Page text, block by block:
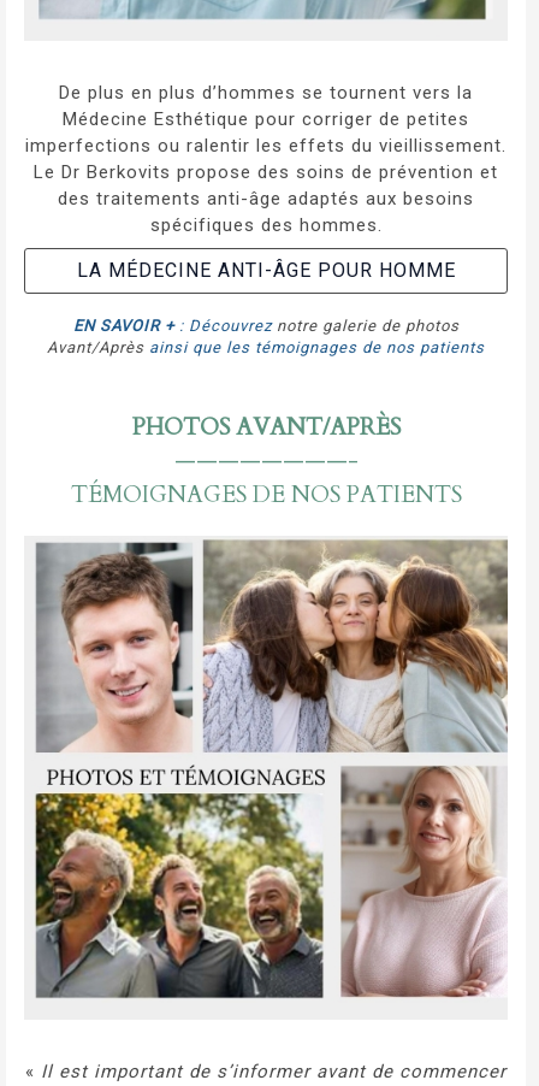
De plus en plus d’hommes se tournent vers la
Médecine Esthétique pour corriger de petites
imperfections ou ralentir les effets du vieillissement.
Le Dr Berkovits propose des soins de prévention et
des traitements anti-âge adaptés aux besoins
spécifiques des hommes.
LA MÉDECINE ANTI-ÂGE POUR HOMME
EN SAVOIR +: Découvrez notre galerie de photos
Avant/Après ainsi que les témoignages de nos patients
PHOTOS AVANT/APRÈS
————————-
TÉMOIGNAGES DE NOS PATIENTS
« Il est important de s’informer avant de commencer